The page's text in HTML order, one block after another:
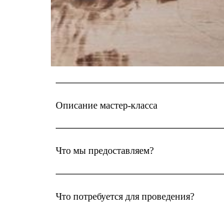
Описание мастер-класса
Что мы предоставляем?
Что потребуется для проведения?